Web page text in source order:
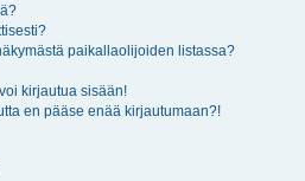
paikallaolijoiden listassa?
kirjautua sisään!
en pääse enää kirjautumaan?!